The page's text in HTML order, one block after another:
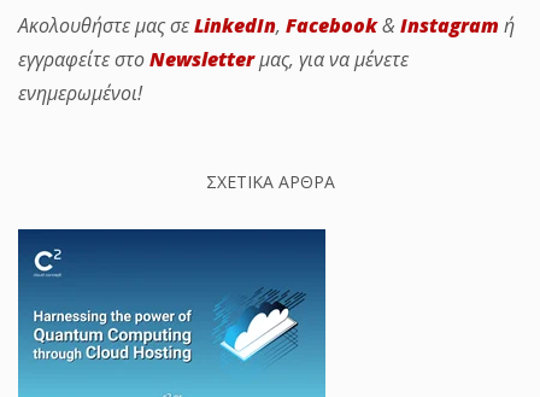
Ακολουθήστε μας σεLinkedIn, Facebook& Instagram ή
εγγραφείτε στοNewsletterμας, για να μένετε
ενημερωμένοι!
ΣΧΕΤΙΚΑ ΑΡΘΡΑ